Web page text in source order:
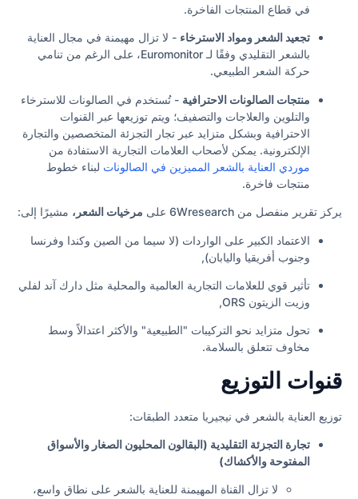
في قطاع المنتجات الفاخرة.
تجعيد الشعر ومواد الاسترخاء - لا تزال مهيمنة في مجال العناية
بالشعر التقليدي وفقًا لـ Euromonitor، على الرغم من تنامي
حركة الشعر الطبيعي.
منتجات الصالونات الاحترافية - تُستخدم في الصالونات للاسترخاء
والتلوين والعلاجات والتصفيف؛ ويتم توزيعها عبر القنوات
الاحترافية وبشكل متزايد عبر تجار التجزئة المتخصصين والتجارة
الإلكترونية. يمكن لأصحاب العلامات التجارية الاستفادة من
موردي العناية بالشعر المميزين في الصالونات لبناء خطوط
منتجات فاخرة.
يركز تقرير منفصل من 6Wresearch على مرخيات الشعر، مشيرًا إلى:
الاعتماد الكبير على الواردات (لا سيما من الصين وكندا وفرنسا
وجنوب أفريقيا واليابان),
تأثير قوي للعلامات التجارية العالمية والمحلية مثل دارك آند لفلي
وزيت الزيتون ORS,
تحول متزايد نحو التركيبات "الطبيعية" والأكثر اعتدالاً وسط
مخاوف تتعلق بالسلامة.
قنوات التوزيع
توزيع العناية بالشعر في نيجيريا متعدد الطبقات:
تجارة التجزئة التقليدية (البقالون المحليون الصغار والأسواق
المفتوحة والأكشاك)
لا تزال القناة المهيمنة للعناية بالشعر على نطاق واسع،